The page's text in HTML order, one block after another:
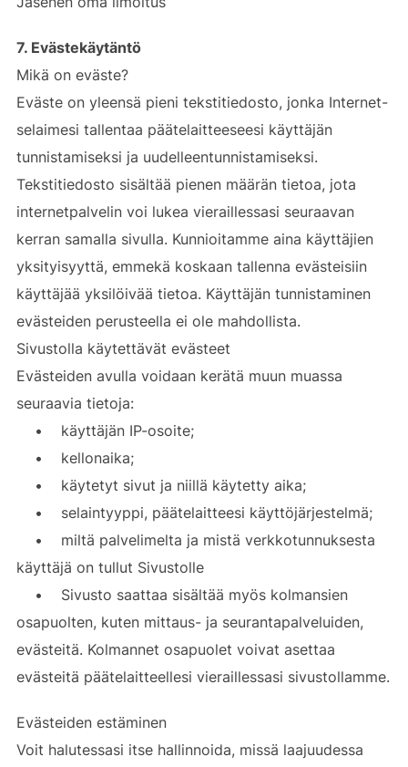
7. Evästekäytäntö
Mikä on eväste?
Eväste on yleensä pieni tekstitiedosto, jonka Internet-
selaimesi tallentaa päätelaitteeseesi käyttäjän
tunnistamiseksi ja uudelleentunnistamiseksi.
Tekstitiedosto sisältää pienen määrän tietoa, jota
internetpalvelin voi lukea vieraillessasi seuraavan
kerran samalla sivulla. Kunnioitamme aina käyttäjien
yksityisyyttä, emmekä koskaan tallenna evästeisiin
käyttäjää yksilöivää tietoa. Käyttäjän tunnistaminen
evästeiden perusteella ei ole mahdollista.
Sivustolla käytettävät evästeet
Evästeiden avulla voidaan kerätä muun muassa
seuraavia tietoja:
• käyttäjän IP-osoite;
• kellonaika;
• käytetyt sivut ja niillä käytetty aika;
• selaintyyppi, päätelaitteesi käyttöjärjestelmä;
• miltä palvelimelta ja mistä verkkotunnuksesta
käyttäjä on tullut Sivustolle
• Sivusto saattaa sisältää myös kolmansien
osapuolten, kuten mittaus- ja seurantapalveluiden,
evästeitä. Kolmannet osapuolet voivat asettaa
evästeitä päätelaitteellesi vieraillessasi sivustollamme.
Evästeiden estäminen
Voit halutessasi itse hallinnoida, missä laajuudessa